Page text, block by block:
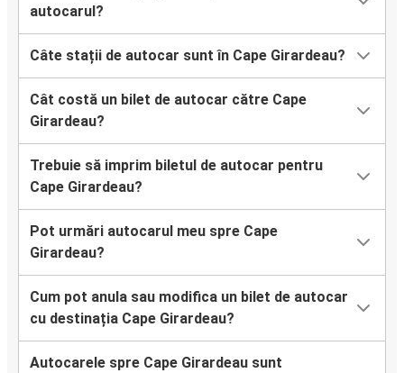
autocarul?
Câte stații de autocar sunt în Cape Girardeau?
Cât costă un bilet de autocar către Cape
Girardeau?
Trebuie să imprim biletul de autocar pentru
Cape Girardeau?
Pot urmări autocarul meu spre Cape
Girardeau?
Cum pot anula sau modifica un bilet de autocar
cu destinația Cape Girardeau?
Autocarele spre Cape Girardeau sunt